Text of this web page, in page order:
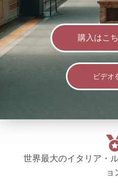
購入はこ
ビデオ
世界最大のイタリア・
ョ